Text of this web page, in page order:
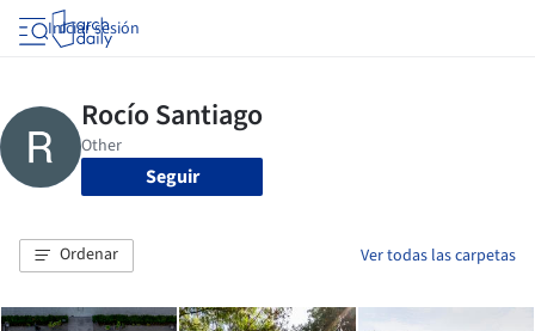
Iniciar sesión
Seguir
Ordenar Ver todas las carpetas